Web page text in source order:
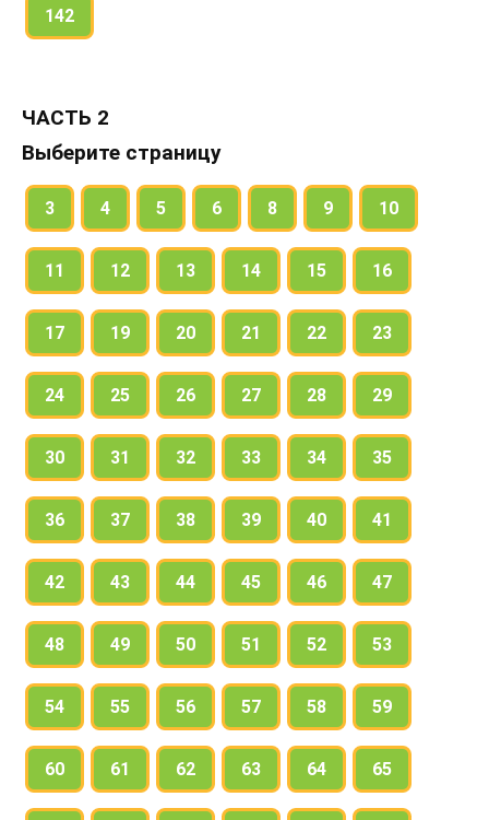
142
ЧАСТЬ 2
Выберите страницу
3 4 5 6 8 9 10
11 12 13 14 15 16
17 19 20 21 22 23
24 25 26 27 28 29
30 31 32 33 34 35
36 37 38 39 40 41
42 43 44 45 46 47
48 49 50 51 52 53
54 55 56 57 58 59
60 61 62 63 64 65